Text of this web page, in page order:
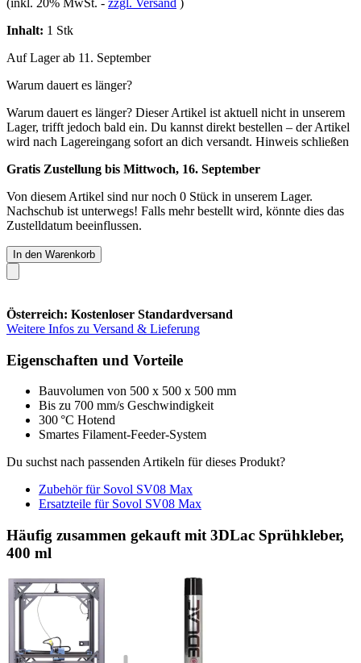
Inhalt: 1 Stk
Auf Lager ab 11. September
Warum dauert es länger?
Warum dauert es länger? Dieser Artikel ist aktuell nicht in unserem
Lager, trifft jedoch bald ein. Du kannst direkt bestellen – der Artikel
wird nach Lagereingang sofort an dich versandt. Hinweis schließen
Gratis Zustellung bis Mittwoch, 16. September
Von diesem Artikel sind nur noch 0 Stück in unserem Lager.
Nachschub ist unterwegs! Falls mehr bestellt wird, könnte dies das
Zustelldatum beeinflussen.
In den Warenkorb
Österreich: Kostenloser Standardversand
Weitere Infos zu Versand & Lieferung
Eigenschaften und Vorteile
Bauvolumen von 500 x 500 x 500 mm
Bis zu 700 mm/s Geschwindigkeit
300 °C Hotend
Smartes Filament-Feeder-System
Du suchst nach passenden Artikeln für dieses Produkt?
Zubehör für Sovol SV08 Max
Ersatzteile für Sovol SV08 Max
Häufig zusammen gekauft mit 3DLac Sprühkleber,
400 ml